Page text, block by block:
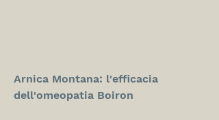
Arnica Montana: l'efficacia
dell'omeopatia Boiron